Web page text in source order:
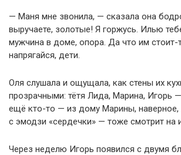
— Маня мне звонила, — сказала она
выручаете, золотые! Я горжусь. Илью
мужчина в доме, опора. Да что им стоит-
напрягайся, дети.
Оля слушала и ощущала, как стены их
прозрачными: тётя Лида, Марина, Игорь
ещё кто-то — из дому Марины, наверное,
с эмодзи «сердечки» — тоже смотрит на
Через неделю Игорь появился с двумя